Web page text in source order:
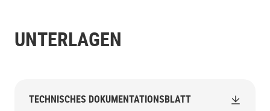
UNTERLAGEN
TECHNISCHES DOKUMENTATIONSBLATT